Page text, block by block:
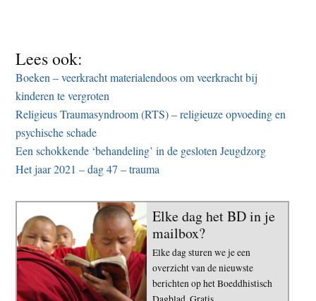
Lees ook:
Boeken – veerkracht materialendoos om veerkracht bij
kinderen te vergroten
Religieus Traumasyndroom (RTS) – religieuze opvoeding en
psychische schade
Een schokkende ‘behandeling’ in de gesloten Jeugdzorg
Het jaar 2021 – dag 47 – trauma
Elke dag het BD in je
mailbox?
Elke dag sturen we je een
overzicht van de nieuwste
berichten op het Boeddhistisch